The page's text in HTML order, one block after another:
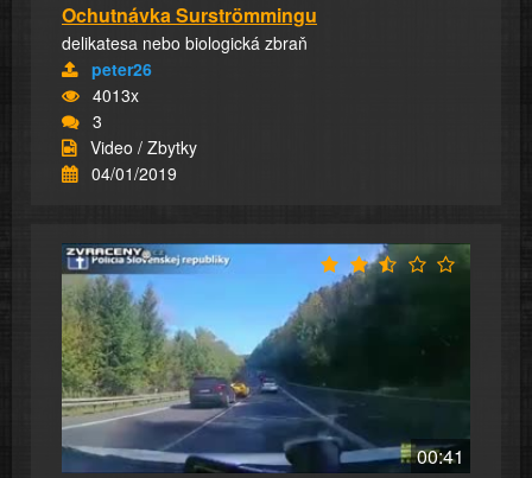
Ochutnávka Surströmmingu
delikatesa nebo biologická zbraň
peter26
4013x
3
Video / Zbytky
04/01/2019
00:41